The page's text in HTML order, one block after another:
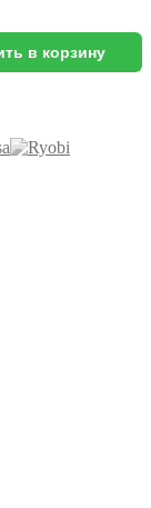
в корзину